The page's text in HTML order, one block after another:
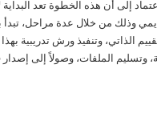
إلى أن هذه الخطوة تعد البداية
وذلك من خلال عدة مراحل، تبدأ
الذاتي، وتنفيذ ورش تدريبية
وتسليم الملفات، وصولاً إلى إصدار